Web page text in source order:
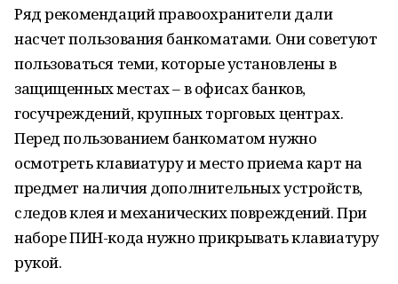
Ряд рекомендаций правоохранители дали
насчет пользования банкоматами. Они советуют
пользоваться теми, которые установлены в
защищенных местах – в офисах банков,
госучреждений, крупных торговых центрах.
Перед пользованием банкоматом нужно
осмотреть клавиатуру и место приема карт на
предмет наличия дополнительных устройств,
следов клея и механических повреждений. При
наборе ПИН-кода нужно прикрывать клавиатуру
рукой.